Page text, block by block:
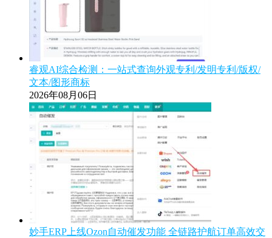
睿观AI综合检测：一站式查询外观专利/发明专利/版权/
文本/图形商标
2026年08月06日
妙手ERP上线Ozon自动催发功能 全链路护航订单高效交